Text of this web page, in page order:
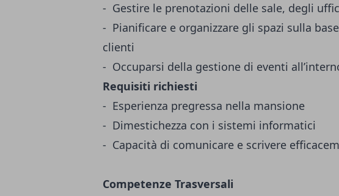
- Gestire le prenotazioni delle sale, degli
- Pianificare e organizzare gli spazi sulla
clienti
- Occuparsi della gestione di eventi
Requisiti richiesti
- Esperienza pregressa nella mansione
- Dimestichezza con i sistemi informatici
- Capacità di comunicare e scrivere
Competenze Trasversali